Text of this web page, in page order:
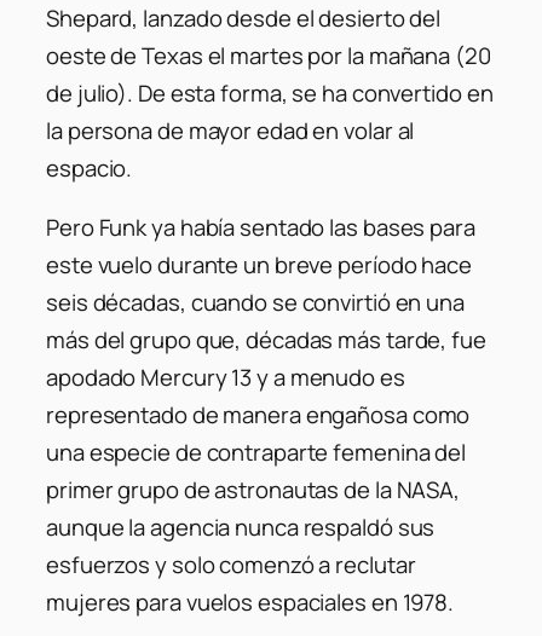
Shepard, lanzado desde el desierto del
oeste de Texas el martes por la mañana (20
de julio). De esta forma, se ha convertido en
la persona de mayor edad en volar al
espacio.
Pero Funk ya había sentado las bases para
este vuelo durante un breve período hace
seis décadas, cuando se convirtió en una
más del grupo que, décadas más tarde, fue
apodado Mercury 13 y a menudo es
representado de manera engañosa como
una especie de contraparte femenina del
primer grupo de astronautas de la NASA,
aunque la agencia nunca respaldó sus
esfuerzos y solo comenzó a reclutar
mujeres para vuelos espaciales en 1978.